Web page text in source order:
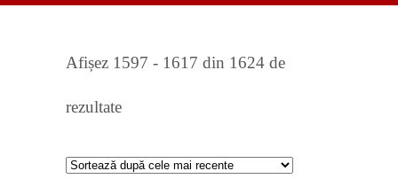
Afișez 1597 - 1617 din 1624 de
rezultateSortat